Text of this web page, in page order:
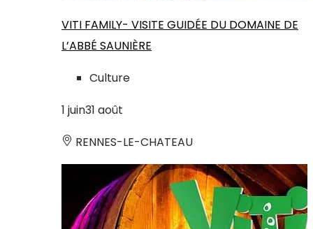
VITI FAMILY- VISITE GUIDÉE DU DOMAINE DE
L’ABBÉ SAUNIÈRE
Culture
1 juin31 août
RENNES-LE-CHATEAU